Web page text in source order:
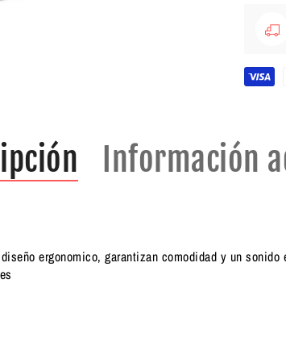
Información
ergonomico, garantizan comodidad y un sonido